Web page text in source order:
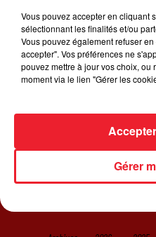
Vous pouvez accepter en cliquant
sélectionnant les finalités et/ou
Vous pouvez également refuser
accepter". Vos préférences ne
pouvez mettre à jour vos choix, ou
moment via le lien "Gérer les
Gérer